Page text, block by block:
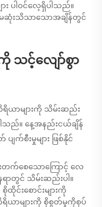
း ပါဝင်လေ့ရှိပါသည်။
မဆုံးသိသာသောအချိန်တွင်
သင့်လျော်စွာ
ယာများကို သိမ်းဆည်း
။ နေ့အနည်းငယ်ချိန်
က်စီးမှုများ ဖြစ်နိုင်
က်စေသောကြောင့် လေ
ရာတွင် သိမ်းဆည်းပါ။
းစောင်းများကို
ယာများကို စိုစွတ်မှုကိုစုပ်